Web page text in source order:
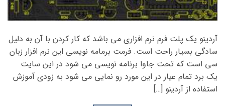
آردینو یک پلت فرم نرم افزاری می باشد که کار کردن با آن به دلیل
سادگی بسیار راحت است. فرمت برمامه نویسی این نرم افزار زبان
سی است که تحت جاوا برنامه نویسی می شود در این سایت
یک برد تمام عیار در این مورد رو نمایی می شود به زودی آموزش
استفاده از آردینو […]